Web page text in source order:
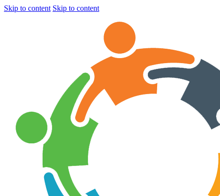
Skip to content Skip to content